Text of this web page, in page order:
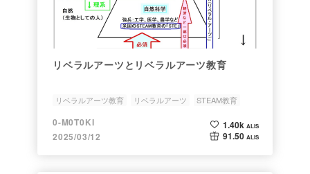
リベラルアーツとリベラルアーツ教育
リベラルアーツ教育 リベラルアーツ
STEAM教育
STEM教育
0-M0T0KI
2025/03/12
1.40k ALIS
91.50 ALIS